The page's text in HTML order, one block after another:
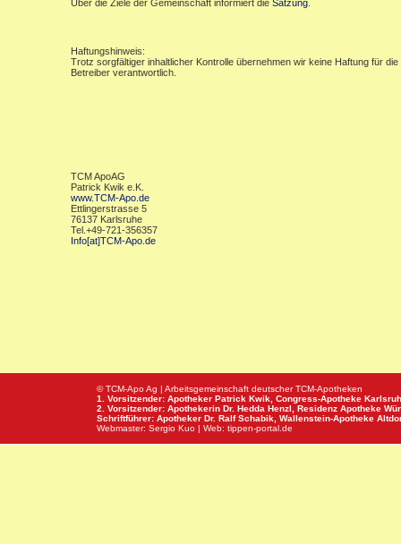
Über die Ziele der Gemeinschaft informiert die Satzung
Haftungshinweis:
Trotz sorgfältiger inhaltlicher Kontrolle übernehmen wir keine Haftung für
Betreiber verantwortlich.
TCM ApoAG
Patrick Kwik e.K.
www.TCM-Apo.de
Ettlingerstrasse 5
76137 Karlsruhe
Tel.+49-721-356357
Info[at]TCM-Apo.de
© TCM-Apo Ag | Arbeitsgemeinschaft deutscher TCM-Apotheken
1. Vorsitzender: Apotheker Patrick Kwik, Congress-Apotheke
2. Vorsitzender: Apothekerin Dr. Hedda Henzl, Residenz Apotheke
Schriftführer: Apotheker Dr. Ralf Schabik, Wallenstein-Apotheke
Webmaster: Sergio Kuo | Web: tippen-portal.de